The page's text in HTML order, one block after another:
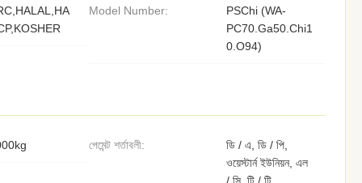
Model Number:
PSChi (WA-
PC70.Ga50.Chi1
0.O94)
পেমেন্ট শর্তাবলী:
ডি / এ, ডি / পি,
ওয়েস্টার্ন ইউনিয়ন, এল